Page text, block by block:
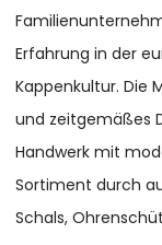
Erfahrung in der
Kappenkultur. Die
und zeitgemäßes
Handwerk mit
Sortiment durch
Schals,